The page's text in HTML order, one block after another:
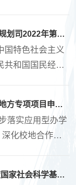
加了会议。 冯永
国家发展改革委发展战略和规划司2022年第二批研究课题征集公告
国特色社会主义
共和国国民经济
事项公告如下：
关于做好西安文理学院服务地方专项项目申报工作的通知
实应用型办学
化校地合作及
，畅通科技成果
关于认真组织开展2022年度国家社会科学基金重大项目申报工作的通知